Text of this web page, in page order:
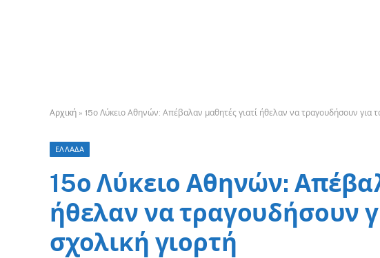
Αρχική » 15ο Λύκειο Αθηνών: Απέβαλαν μαθητές γιατί ήθελαν να τραγουδήσουν για
ΕΛΛΑΔΑ
15ο Λύκειο Αθηνών:
ήθελαν να τραγουδήσουν
σχολική γιορτή